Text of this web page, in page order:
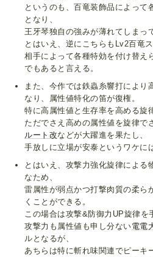
というのも、百竜装飾品によって
となり、
王牙琴独自の強みが薄れてしまっ
とはいえ、逆にこちらもLv2百竜
相手によって各種特効を付け替え
でもあると言える。
また、今作では鉄蟲糸響打により
なり、属性値特化の笛が復権。
特に高属性値と生存率を高める旋
ただでさえ高めの属性値を旋律で
ルート改などが大躍進を果たし、
手放しに立場が安泰というワケに
とはいえ、攻撃力強化旋律による
なため、
雷属性が弱点かつ打撃肉質の柔ら
くことができる。
この場合は攻撃&防御力UP旋律を
攻撃力も属性値も申し分ない電電
ルとなるが、
あちらは特に斬れ味関連でピーキ